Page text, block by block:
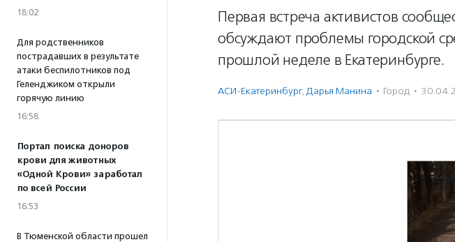
18:02
Для родственников
пострадавших в результате
атаки беспилотников под
Геленджиком открыли
горячую линию
16:58
Портал поиска доноров
крови для животных
«Одной Крови» заработал
по всей России
16:53
В Тюменской области прошел
Первая встреча активистов
обсуждают проблемы городской
прошлой неделе в Екатеринбурге.
АСИ-Екатеринбург, Дарья Манина · Город ·